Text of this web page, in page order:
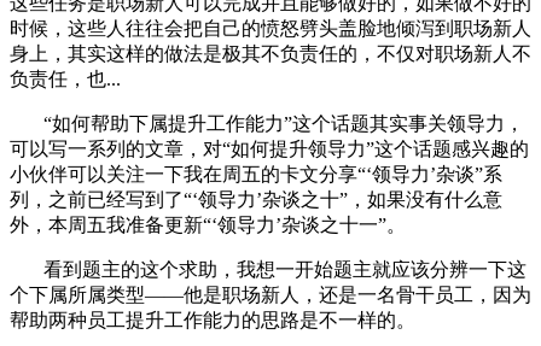
时候，这些人往往会把自己的愤怒劈头盖脸地倾泻到职场新人
身上，其实这样的做法是极其不负责任的，不仅对职场新人不
负责任，也...
“如何帮助下属提升工作能力”这个话题其实事关领导力，
可以写一系列的文章，对“如何提升领导力”这个话题感兴趣的
小伙伴可以关注一下我在周五的卡文分享“‘领导力’杂谈”系
列，之前已经写到了“‘领导力’杂谈之十”，如果没有什么意
外，本周五我准备更新“‘领导力’杂谈之十一”。
看到题主的这个求助，我想一开始题主就应该分辨一下这
个下属所属类型——他是职场新人，还是一名骨干员工，因为
帮助两种员工提升工作能力的思路是不一样的。